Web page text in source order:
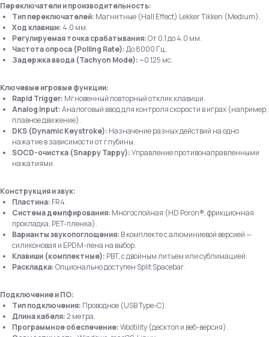
Переключатели и производительность:
Тип переключателей: Магнитные (Hall Effect) Lekker Tikken (Medium).
Ход клавиши: 4.0 мм.
Регулируемая точка срабатывания:От 0.1 до 4.0 мм.
Частота опроса (Polling Rate):До 8000 Гц.
Задержка ввода (Tachyon Mode): ~0.125 мс.
Ключевые игровые функции:
Rapid Trigger: Мгновенный повторный отклик клавиши.
Analog Input:Аналоговый ввод для контроля скорости в играх (например,
плавное движение).
DKS (Dynamic Keystroke): Назначение разных действий на одно
нажатие в зависимости от глубины.
SOCD-очистка (Snappy Tappy):Управление противонаправленными
нажатиями.
Конструкция и звук:
Пластина: FR4.
Система демпфирования: Многослойная (HD Poron®, фрикционная
прокладка, PET-пленка).
Варианты звукопоглощения: В комплекте с алюминиевой версией —
силиконовая и EPDM-пена на выбор.
Клавиши (комплектные): PBT, с двойным литьем или сублимацией.
Раскладка:Опционально доступен Split Spacebar.
Подключение и ПО:
Тип подключения: Проводное (USB Type-C).
Длина кабеля:2 метра.
Программное обеспечение:Wootility (десктоп и веб-версия).
Углубленная поддержка